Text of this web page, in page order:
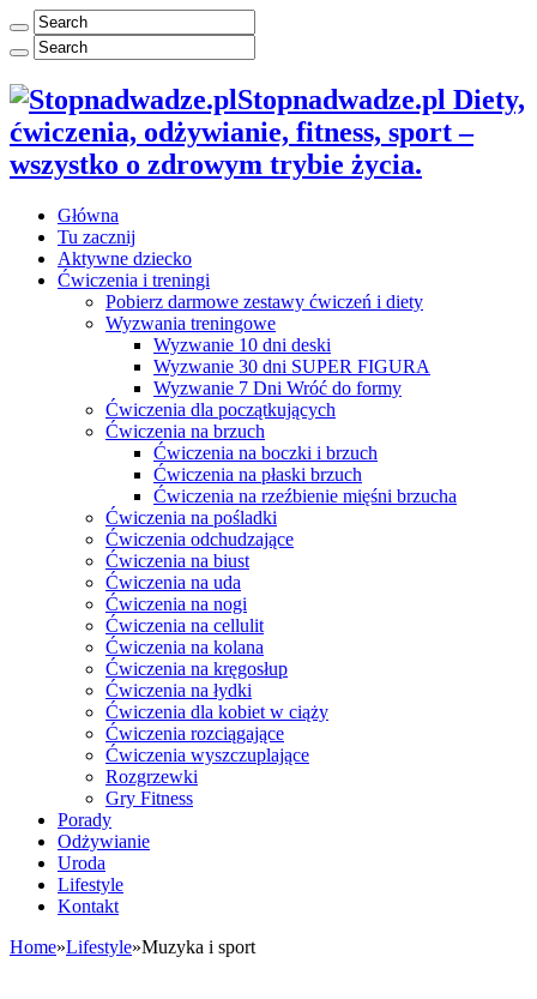
Stopnadwadze.pl Diety,
ćwiczenia, odżywianie, fitness, sport –
wszystko o zdrowym trybie życia.
Główna
Tu zacznij
Aktywne dziecko
Ćwiczenia i treningi
Pobierz darmowe zestawy ćwiczeń i diety
Wyzwania treningowe
Wyzwanie 10 dni deski
Wyzwanie 30 dni SUPER FIGURA
Wyzwanie 7 Dni Wróć do formy
Ćwiczenia dla początkujących
Ćwiczenia na brzuch
Ćwiczenia na boczki i brzuch
Ćwiczenia na płaski brzuch
Ćwiczenia na rzeźbienie mięśni brzucha
Ćwiczenia na pośladki
Ćwiczenia odchudzające
Ćwiczenia na biust
Ćwiczenia na uda
Ćwiczenia na nogi
Ćwiczenia na cellulit
Ćwiczenia na kolana
Ćwiczenia na kręgosłup
Ćwiczenia na łydki
Ćwiczenia dla kobiet w ciąży
Ćwiczenia rozciągające
Ćwiczenia wyszczuplające
Rozgrzewki
Gry Fitness
Porady
Odżywianie
Uroda
Lifestyle
Kontakt
Home»Lifestyle»Muzyka i sport